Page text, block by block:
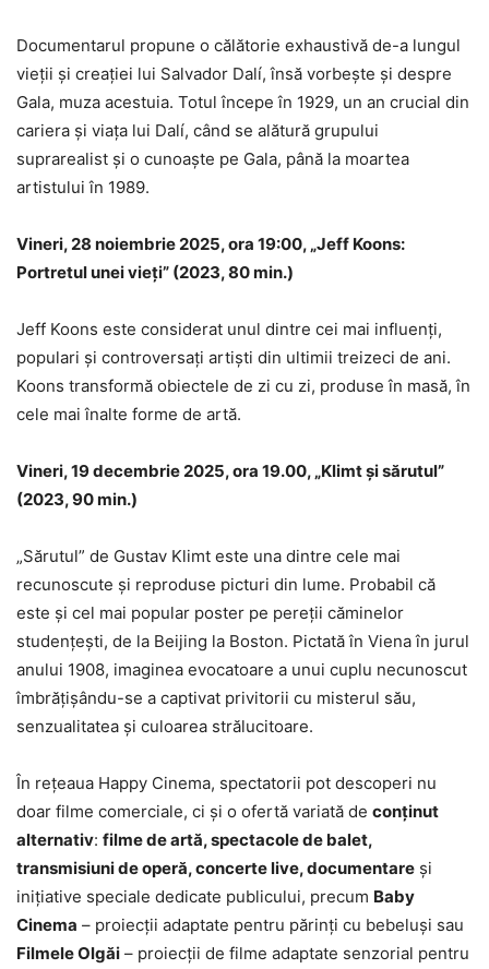
Documentarul propune o călătorie exhaustivă de-a lungul
vieții și creației lui Salvador Dalí, însă vorbește și despre
Gala, muza acestuia. Totul începe în 1929, un an crucial din
cariera și viața lui Dalí, când se alătură grupului
suprarealist și o cunoaște pe Gala, până la moartea
artistului în 1989.
Vineri, 28 noiembrie 2025, ora 19:00, „Jeff Koons:
Portretul unei vieți” (2023, 80 min.)
Jeff Koons este considerat unul dintre cei mai influenți,
populari și controversați artiști din ultimii treizeci de ani.
Koons transformă obiectele de zi cu zi, produse în masă, în
cele mai înalte forme de artă.
Vineri, 19 decembrie 2025, ora 19.00, „Klimt și sărutul”
(2023, 90 min.)
„Sărutul” de Gustav Klimt este una dintre cele mai
recunoscute și reproduse picturi din lume. Probabil că
este și cel mai popular poster pe pereții căminelor
studențești, de la Beijing la Boston. Pictată în Viena în jurul
anului 1908, imaginea evocatoare a unui cuplu necunoscut
îmbrățișându-se a captivat privitorii cu misterul său,
senzualitatea și culoarea strălucitoare.
În rețeaua Happy Cinema, spectatorii pot descoperi nu
doar filme comerciale, ci și o ofertă variată de conținut
alternativ: filme de artă, spectacole de balet,
transmisiuni de operă, concerte live, documentare și
inițiative speciale dedicate publicului, precum Baby
Cinema – proiecții adaptate pentru părinți cu bebeluși sau
Filmele Olgăi – proiecţii de filme adaptate senzorial pentru